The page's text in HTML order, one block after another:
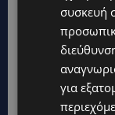
Στους 40°C
ισχύ
UPDATES
ΦΕΙΔΙΑΣ
για Ισαάκ
«Ασέβεια
συσκευή
για